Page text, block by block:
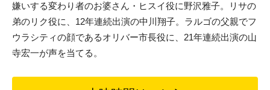
嫌いする変わり者のお婆さん・ヒスイ役に野沢雅子。リサの
弟のリク役に、12年連続出演の中川翔子。ラルゴの父親でフ
ウラシティの顔であるオリバー市長役に、21年連続出演の山
寺宏一が声を当てる。